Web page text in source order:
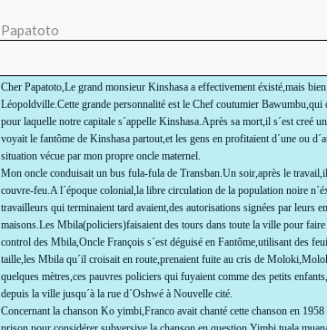
Papatoto
Cher Papatoto,Le grand monsieur Kinshasa a effectivement éxisté,mais
Léopoldville.Cette grande personnalité est le Chef coutumier Bawumbu,qui
pour laquelle notre capitale s´appelle Kinshasa.Après sa mort,il s´est creé
voyait le fantôme de Kinshasa partout,et les gens en profitaient d´une ou
situation vécue par mon propre oncle maternel.
Mon oncle conduisait un bus fula-fula de Transban.Un soir,après le
couvre-feu.A l´époque colonial,la libre circulation de la population noire
travailleurs qui terminaient tard avaient,des autorisations signées par leurs
maisons.Les Mbila(policiers)faisaient des tours dans toute la ville pour faire
control des Mbila,Oncle François s´est déguisé en Fantôme,utilisant des
taille,les Mbila qu´il croisait en route,prenaient fuite au cris de
quelques mètres,ces pauvres policiers qui fuyaient comme des petits
depuis la ville jusqu´à la rue d´Oshwé à Nouvelle cité.
Concernant la chanson Ko yimbi,Franco avait chanté cette chanson en